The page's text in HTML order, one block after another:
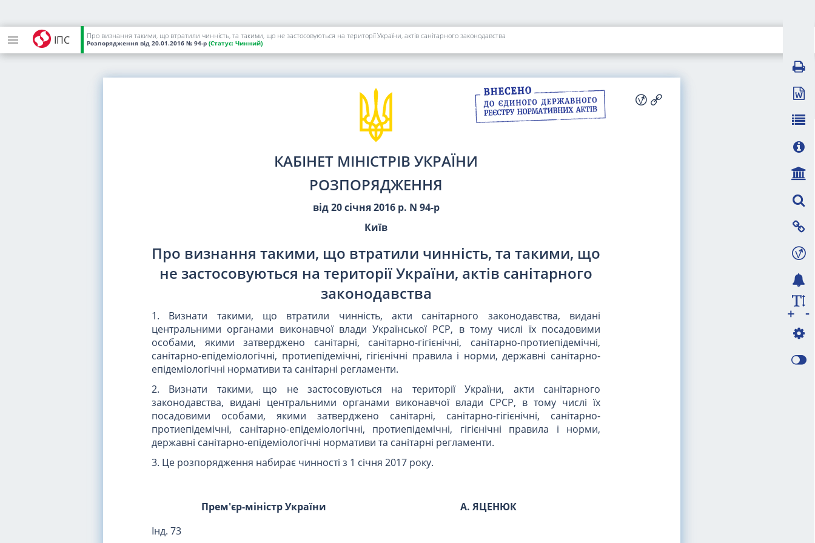
ІПС Про визнання такими, що втратили чинність, та такими, що не застосовуються на території України, актів санітарного законодавства
Розпорядження від 20.01.2016 № 94-р (Статус: Чинний)
КАБІНЕТ МІНІСТРІВ УКРАЇНИ
РОЗПОРЯДЖЕННЯ
від 20 січня 2016 р. N 94-р
Київ
Про визнання такими, що втратили чинність, та такими, що
не застосовуються на території України, актів санітарного
законодавства
1. Визнати такими, що втратили чинність, акти санітарного законодавства, видані
центральними органами виконавчої влади Української РСР, в тому числі їх посадовими
особами, якими затверджено санітарні, санітарно-гігієнічні, санітарно-протиепідемічні,
санітарно-епідеміологічні, протиепідемічні, гігієнічні правила і норми, державні санітарно-
епідеміологічні нормативи та санітарні регламенти.
2. Визнати такими, що не застосовуються на території України, акти санітарного
законодавства, видані центральними органами виконавчої влади СРСР, в тому числі їх
посадовими особами, якими затверджено санітарні, санітарно-гігієнічні, санітарно-
протиепідемічні, санітарно-епідеміологічні, протиепідемічні, гігієнічні правила і норми,
державні санітарно-епідеміологічні нормативи та санітарні регламенти.
3. Це розпорядження набирає чинності з 1 січня 2017 року.
Прем'єр-міністр України
А. ЯЦЕНЮК
Інд. 73
-
+